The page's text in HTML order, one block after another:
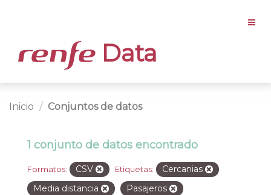
Data
Inicio Conjuntos de datos
1 conjunto de datos encontrado
Formatos: CSV Etiquetas:
Cercanias
Media distancia
Pasajeros